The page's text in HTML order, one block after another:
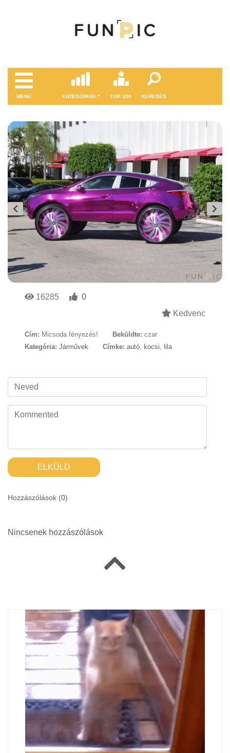
MENÜ KATEGÓRIÁK TOP 100 KERESÉS
16285
0
Kedvenc
Cím: Micsoda fényezés! Beküldte: czar
Kategória: Járművek Címke: autó kocsi lila
ELKÜLD
Hozzászólások (0)
Nincsenek hozzászólások